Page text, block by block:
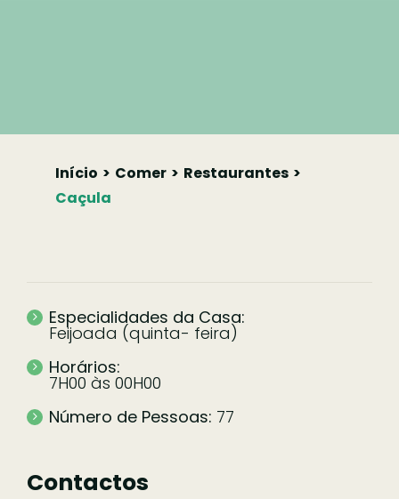
Início Comer
Restaurantes
Caçula
Especialidades da Casa:
Feijoada (quinta- feira)
Horários:
7H00 às 00H00
Número de Pessoas: 77
Contactos